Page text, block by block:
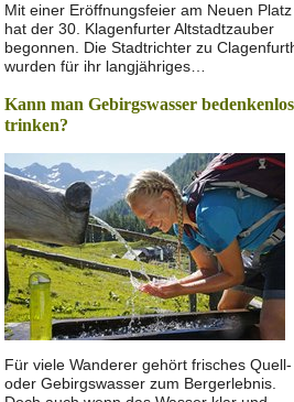
Mit einer Eröffnungsfeier am Neuen Platz
hat der 30. Klagenfurter Altstadtzauber
begonnen. Die Stadtrichter zu
wurden für ihr langjähriges…
Kann man Gebirgswasser bedenkenlos
trinken?
Für viele Wanderer gehört frisches Quell-
oder Gebirgswasser zum Bergerlebnis.